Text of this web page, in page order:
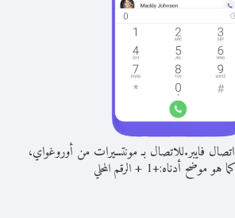
فايبر.للاتصال بـ مونتسيرات من أوروغواي،
هو موضح أدناه:+
1
+الرقم المحلي